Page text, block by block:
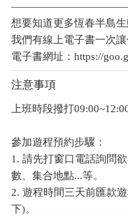
想要知道更多恆春半島
我們有線上電子書一次
電子書網址：https://
注意事項
上班時段撥打
參加遊程預約步驟：
1. 請先打窗口電話詢問
數、集合地點...等。
2. 遊程時間三天前匯款
下)。